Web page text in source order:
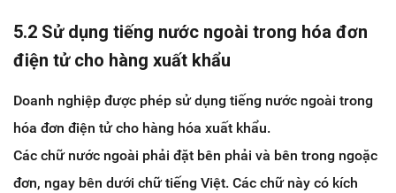
5.2 Sử dụng tiếng nước ngoài trong hóa đơn
điện tử cho hàng xuất khẩu
Doanh nghiệp được phép sử dụng tiếng nước ngoài trong
hóa đơn điện tử cho hàng hóa xuất khẩu.
Các chữ nước ngoài phải đặt bên phải và bên trong ngoặc
đơn, ngay bên dưới chữ tiếng Việt. Các chữ này có kích